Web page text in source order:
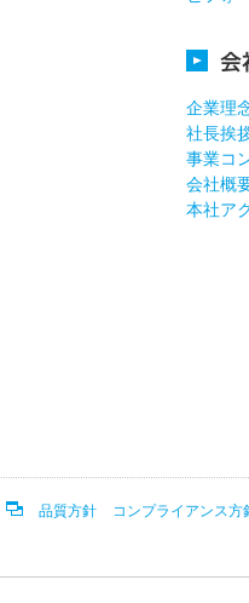
会
企業理
社長挨
事業コ
会社概
本社ア
品質方針 コンプライアンス方